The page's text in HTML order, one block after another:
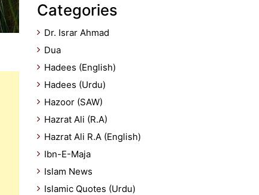
Categories
Dr. Israr Ahmad
Dua
Hadees (English)
Hadees (Urdu)
Hazoor (SAW)
Hazrat Ali (R.A)
Hazrat Ali R.A (English)
Ibn-E-Maja
Islam News
Islamic Quotes (Urdu)